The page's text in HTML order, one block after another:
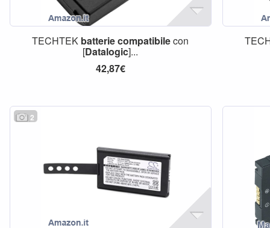
TECHTEK batteriecompatibilecon
[Datalogic]...
42,87€
2